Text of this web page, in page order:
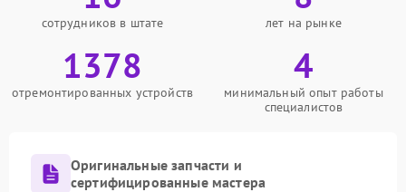
сотрудников в штате лет на рынке
1378
отремонтированных устройств
4
минимальный опыт работы
специалистов
Оригинальные запчасти и
сертифицированные мастера